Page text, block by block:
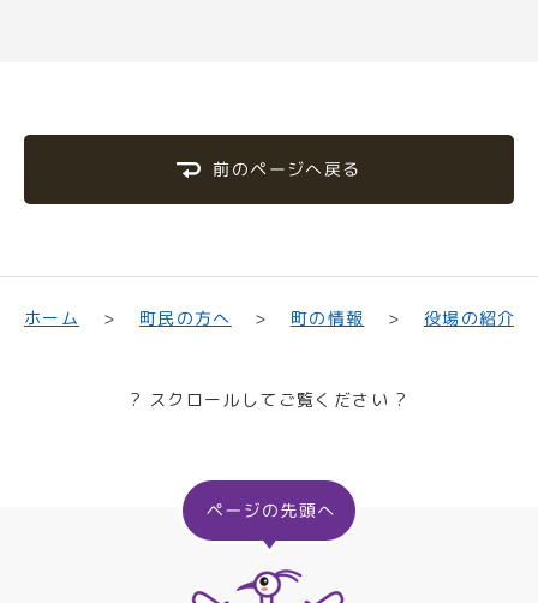
前のページへ戻る
ホーム 町民の方へ 町の情報 役場の紹介
? スクロールしてご覧ください ?